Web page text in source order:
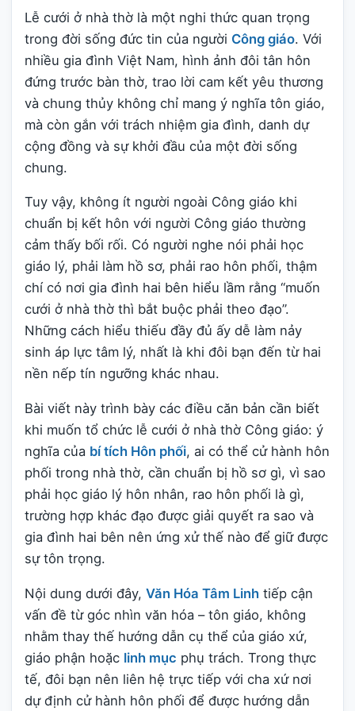
Lễ cưới ở nhà thờ là một nghi thức quan trọng
trong đời sống đức tin của người Công giáo. Với
nhiều gia đình Việt Nam, hình ảnh đôi tân hôn
đứng trước bàn thờ, trao lời cam kết yêu thương
và chung thủy không chỉ mang ý nghĩa tôn giáo,
mà còn gắn với trách nhiệm gia đình, danh dự
cộng đồng và sự khởi đầu của một đời sống
chung.
Tuy vậy, không ít người ngoài Công giáo khi
chuẩn bị kết hôn với người Công giáo thường
cảm thấy bối rối. Có người nghe nói phải học
giáo lý, phải làm hồ sơ, phải rao hôn phối, thậm
chí có nơi gia đình hai bên hiểu lầm rằng “muốn
cưới ở nhà thờ thì bắt buộc phải theo đạo”.
Những cách hiểu thiếu đầy đủ ấy dễ làm nảy
sinh áp lực tâm lý, nhất là khi đôi bạn đến từ hai
nền nếp tín ngưỡng khác nhau.
Bài viết này trình bày các điều căn bản cần biết
khi muốn tổ chức lễ cưới ở nhà thờ Công giáo: ý
nghĩa của bí tích Hôn phối, ai có thể cử hành hôn
phối trong nhà thờ, cần chuẩn bị hồ sơ gì, vì sao
phải học giáo lý hôn nhân, rao hôn phối là gì,
trường hợp khác đạo được giải quyết ra sao và
gia đình hai bên nên ứng xử thế nào để giữ được
sự tôn trọng.
Nội dung dưới đây, Văn Hóa Tâm Linh tiếp cận
vấn đề từ góc nhìn văn hóa – tôn giáo, không
nhằm thay thế hướng dẫn cụ thể của giáo xứ,
giáo phận hoặc linh mục phụ trách. Trong thực
tế, đôi bạn nên liên hệ trực tiếp với cha xứ nơi
dự định cử hành hôn phối để được hướng dẫn